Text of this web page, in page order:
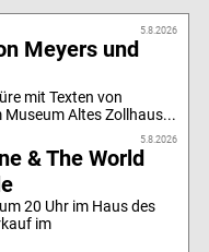
5.8.2026
Meyers und
mit Texten von
Museum Altes Zollhaus...
5.8.2026
& The World
20 Uhr im Haus des
im